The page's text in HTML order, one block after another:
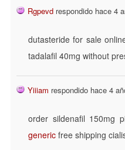
Rgpevd respondido hace 4
dutasteride for sale
tadalafil 40mg without
Yiiiam respondido hace 4
order sildenafil 150mg
generic free shipping